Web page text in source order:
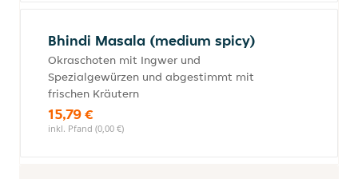
Bhindi Masala (medium spicy)
Okraschoten mit Ingwer und
Spezialgewürzen und abgestimmt mit
frischen Kräutern
15,79 €
inkl. Pfand (0,00 €)